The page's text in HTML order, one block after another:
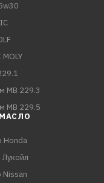
MB 229.3
MB 229.5
Honda
Nissan